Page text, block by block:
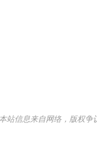
站信息来自网络，版权争